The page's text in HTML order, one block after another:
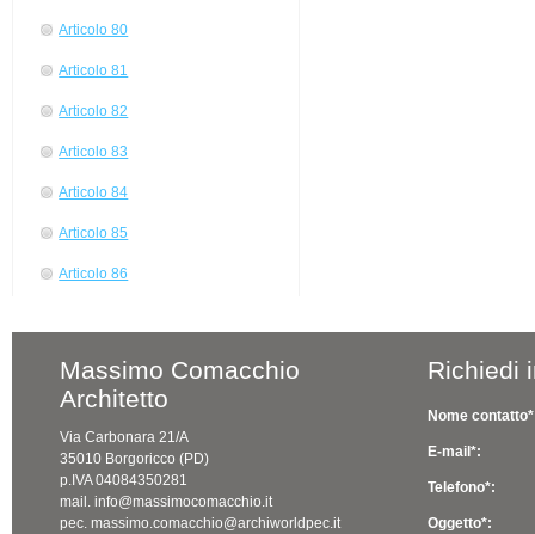
Articolo 80
Articolo 81
Articolo 82
Articolo 83
Articolo 84
Articolo 85
Articolo 86
Massimo Comacchio
Architetto
Via Carbonara 21/A
35010 Borgoricco (PD)
p.IVA 04084350281
mail. info@massimocomacchio.it
pec. massimo.comacchio@archiworldpec.it
Richiedi
Nome
E-mail*:
Telefono*:
Oggetto*: